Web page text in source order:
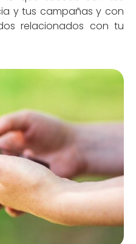
y tus campañas y con
relacionados con tu